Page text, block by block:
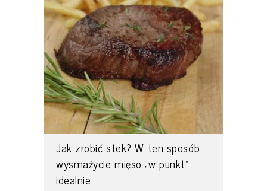
Jak zrobić stek? W ten sposób
wysmażycie mięso „w punkt”
idealnie